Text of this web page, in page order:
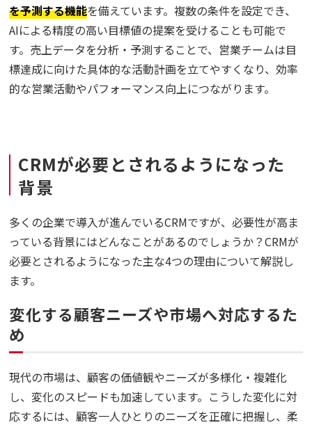
を予測する機能を備えています。複数の条件を設定でき、
AIによる精度の高い目標値の提案を受けることも可能で
す。売上データを分析・予測することで、営業チームは目
標達成に向けた具体的な活動計画を立てやすくなり、効率
的な営業活動やパフォーマンス向上につながります。
CRMが必要とされるようになった
背景
多くの企業で導入が進んでいるCRMですが、必要性が高ま
っている背景にはどんなことがあるのでしょうか？CRMが
必要とされるようになった主な4つの理由について解説し
ます。
変化する顧客ニーズや市場へ対応するた
め
現代の市場は、顧客の価値観やニーズが多様化・複雑化
し、変化のスピードも加速しています。こうした変化に対
応するには、顧客一人ひとりのニーズを正確に把握し、柔